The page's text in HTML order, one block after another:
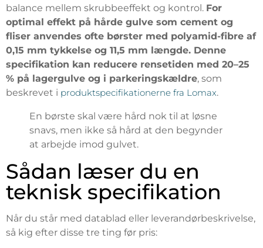
balance mellem skrubbeeffekt og kontrol. For
optimal effekt på hårde gulve som cement og
fliser anvendes ofte børster med polyamid-fibre af
0,15 mm tykkelse og 11,5 mm længde. Denne
specifikation kan reducere rensetiden med 20–25
% på lagergulve og i parkeringskældre, som
beskrevet i produktspecifikationerne fra Lomax.
En børste skal være hård nok til at løsne
snavs, men ikke så hård at den begynder
at arbejde imod gulvet.
Sådan læser du en
teknisk specifikation
Når du står med datablad eller leverandørbeskrivelse,
så kig efter disse tre ting før pris: